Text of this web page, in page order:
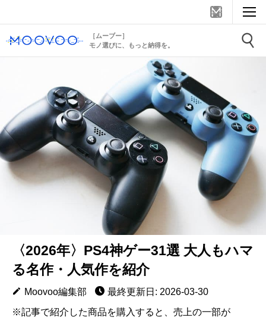
［ムーブー］
モノ選びに、もっと納得を。
〈2026年〉PS4神ゲー31選 大人もハマ
る名作・人気作を紹介
Moovoo編集部
最終更新日: 2026-03-30
※記事で紹介した商品を購入すると、売上の一部が